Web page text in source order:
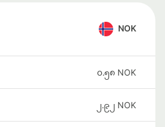
NOK
၀.၅၈ NOK
၂.၉၂ NOK